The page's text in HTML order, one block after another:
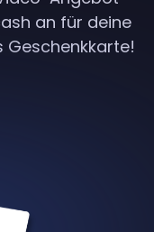
an für deine
Geschenkkarte!